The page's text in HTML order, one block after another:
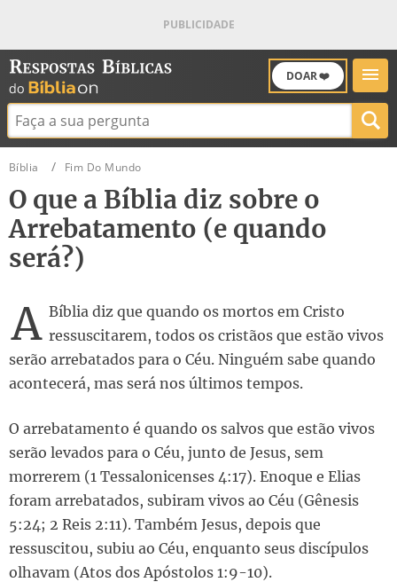
DOAR ❤️
Buscar:
Bíblia Fim Do Mundo
O que a Bíblia diz sobre o
Arrebatamento (e quando
será?)
A Bíblia diz que quando os mortos em Cristo
ressuscitarem, todos os cristãos que estão vivos
serão arrebatados para o Céu. Ninguém sabe quando
acontecerá, mas será nos últimos tempos.
O arrebatamento é quando os salvos que estão vivos
serão levados para o Céu, junto de Jesus, sem
morrerem (1 Tessalonicenses 4:17). Enoque e Elias
foram arrebatados, subiram vivos ao Céu (Gênesis
5:24; 2 Reis 2:11). Também Jesus, depois que
ressuscitou, subiu ao Céu, enquanto seus discípulos
olhavam (Atos dos Apóstolos 1:9-10).